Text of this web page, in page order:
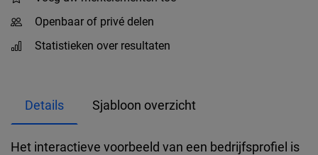
Openbaar of privé delen
Statistieken over resultaten
Details Sjabloon overzicht
Het interactieve voorbeeld van een bedrijfsprofiel is